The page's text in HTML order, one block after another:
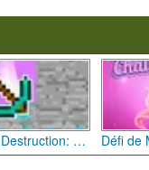
Maître de la Destruction: Fusion de Pioches